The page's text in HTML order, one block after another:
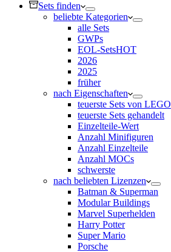
Sets finden
beliebte Kategorien
alle Sets
GWPs
EOL-SetsHOT
2026
2025
früher
nach Eigenschaften
teuerste Sets von LEGO
teuerste Sets gehandelt
Einzelteile-Wert
Anzahl Minifiguren
Anzahl Einzelteile
Anzahl MOCs
schwerste
nach beliebten Lizenzen
Batman & Superman
Modular Buildings
Marvel Superhelden
Harry Potter
Super Mario
Porsche